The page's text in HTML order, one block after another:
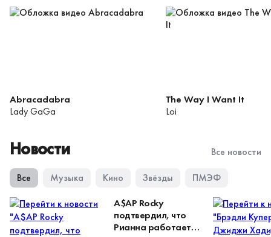
Abracadabra
Lady GaGa
The Way I Want It
Loi
Новости Все новости
Все Музыка Кино Звёзды
ПМЭФ
A$AP Rocky
подтвердил, что
Рианна работает